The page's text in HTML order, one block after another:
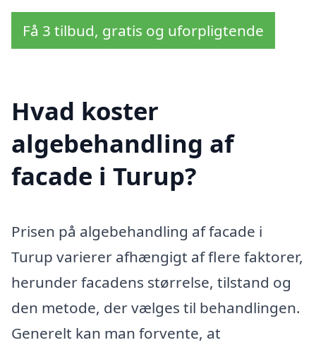
Få 3 tilbud, gratis og uforpligtende
Hvad koster
algebehandling af
facade i Turup?
Prisen på algebehandling af facade i
Turup varierer afhængigt af flere faktorer,
herunder facadens størrelse, tilstand og
den metode, der vælges til behandlingen.
Generelt kan man forvente, at